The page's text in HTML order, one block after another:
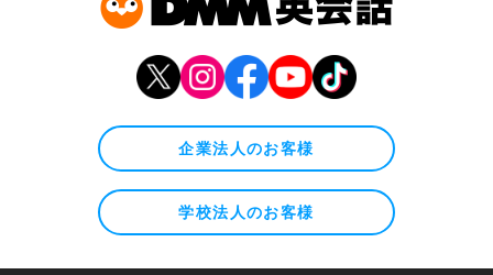
企業法人のお客様
学校法人のお客様